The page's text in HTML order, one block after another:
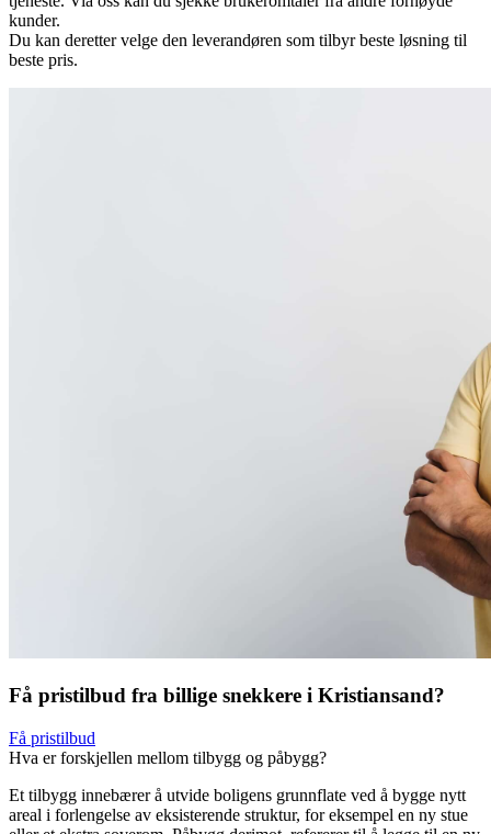
kunder.
Du kan deretter velge den leverandøren som tilbyr beste løsning til
beste pris.
Få pristilbud fra billige snekkere i Kristiansand?
Få pristilbud
Hva er forskjellen mellom tilbygg og påbygg?
Et tilbygg innebærer å utvide boligens grunnflate ved å bygge nytt
areal i forlengelse av eksisterende struktur, for eksempel en ny stue